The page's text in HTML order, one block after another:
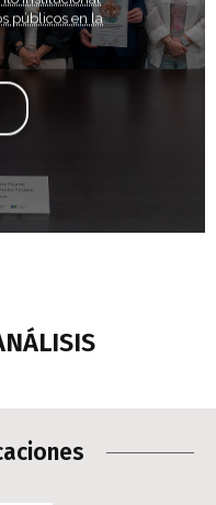
públicos en la